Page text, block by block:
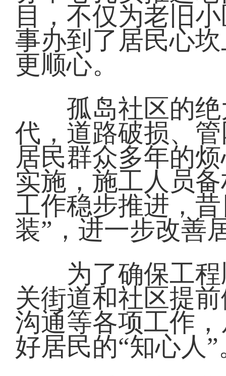
目，不仅为老旧
事办到了居民心
更顺心。
孤岛社区的绝
代，道路破损、
居民群众多年的
实施，施工人员
工作稳步推进，
装”，进一步改善
为了确保工程
关街道和社区提
沟通等各项工作
好居民的“知心人”